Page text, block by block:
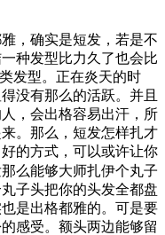
，确实是短发，若是不
种发型比力久了也会比
发型。正在炎天的时
没有那么的活跃。并且
，会出格容易出汗，所
。那么，短发怎样扎才
的方式，可以或许让你
么能够大师扎伊个丸子
子头把你的头发全都盘
是出格都雅的。可是要
感受。额头两边能够留